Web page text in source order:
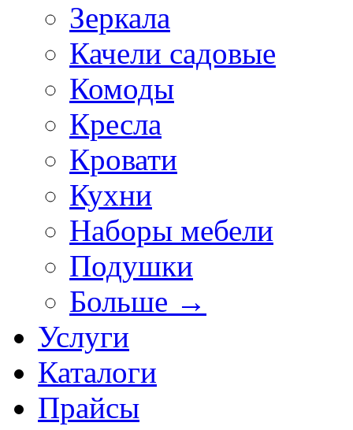
Зеркала
Качели садовые
Комоды
Кресла
Кровати
Кухни
Наборы мебели
Подушки
Больше →
Услуги
Каталоги
Прайсы